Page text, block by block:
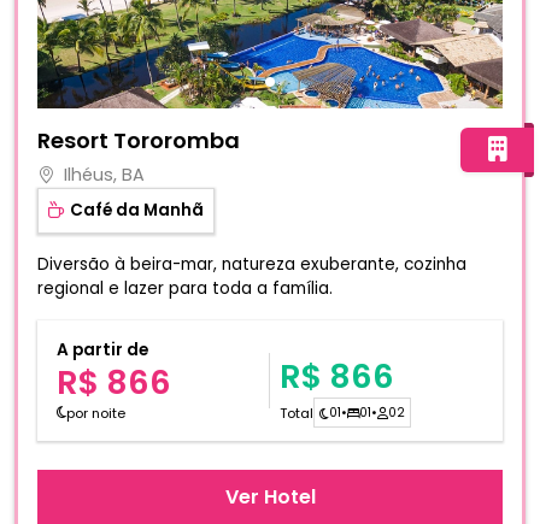
Resort Tororomba
Ilhéus, BA
Café da Manhã
Diversão à beira-mar, natureza exuberante, cozinha
regional e lazer para toda a família.
A partir de
R$ 866
por noite
R$ 866
Total 01• 01• 02
Ver Hotel